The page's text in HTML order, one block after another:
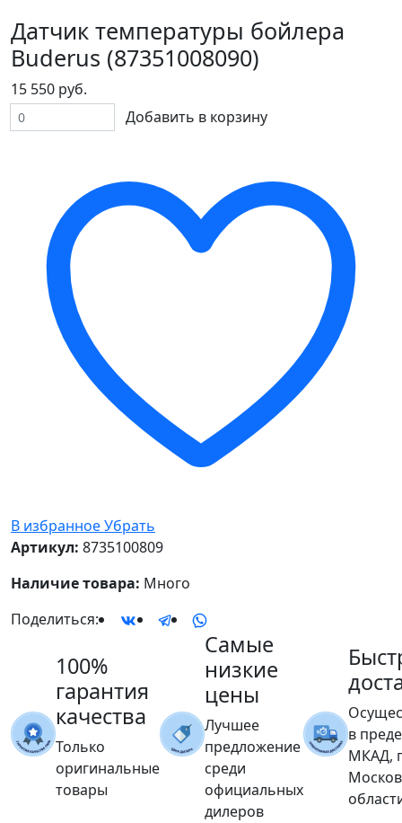
Датчик температуры бойлера
Buderus (87351008090)
15 550 руб.
Добавить в корзину
В избранноеУбрать
Артикул: 8735100809
Наличие товара: Много
Поделиться:
100%
гарантия
качества
Только
оригинальные
товары
Самые
низкие
цены
Лучшее
предложение
среди
официальных
дилеров
в
МКАД,